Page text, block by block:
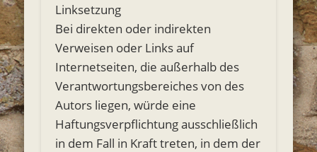
Linksetzung
Bei direkten oder indirekten
Verweisen oder Links auf
Internetseiten, die außerhalb des
Verantwortungsbereiches von des
Autors liegen, würde eine
Haftungsverpflichtung ausschließlich
in dem Fall in Kraft treten, in dem der